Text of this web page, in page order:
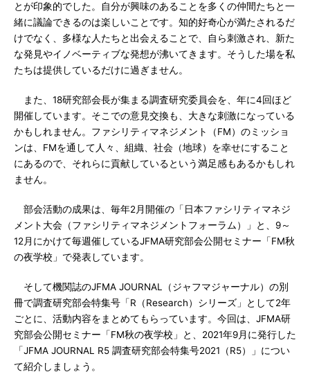
とが印象的でした。自分が興味のあることを多くの仲間たちと一
緒に議論できるのは楽しいことです。知的好奇心が満たされるだ
けでなく、多様な人たちと出会えることで、自ら刺激され、新た
な発見やイノベーティブな発想が沸いてきます。そうした場を私
たちは提供しているだけに過ぎません。
また、18研究部会長が集まる調査研究委員会を、年に4回ほど
開催しています。そこでの意見交換も、大きな刺激になっている
かもしれません。ファシリティマネジメント（FM）のミッショ
ンは、FMを通して人々、組織、社会（地球）を幸せにすること
にあるので、それらに貢献しているという満足感もあるかもしれ
ません。
部会活動の成果は、毎年2月開催の「日本ファシリティマネジ
メント大会（ファシリティマネジメントフォーラム）」と、9～
12月にかけて毎週催しているJFMA研究部会公開セミナー「FM秋
の夜学校」で発表しています。
そして機関誌のJFMA JOURNAL（ジャフマジャーナル）の別
冊で調査研究部会特集号「R（Research）シリーズ」として2年
ごとに、活動内容をまとめてもらっています。今回は、JFMA研
究部会公開セミナー「FM秋の夜学校」と、2021年9月に発行した
「JFMA JOURNAL R5 調査研究部会特集号2021（R5）」につい
て紹介しましょう。